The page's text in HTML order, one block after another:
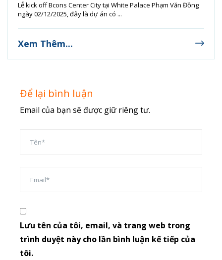
Lễ kick off Bcons Center City tại White Palace Phạm Văn Đồng
ngày 02/12/2025, đây là dự án có ...
Xem Thêm...
Để lại bình luận
Email của bạn sẽ được giữ riêng tư.
Lưu tên của tôi, email, và trang web trong
trình duyệt này cho lần bình luận kế tiếp của
tôi.